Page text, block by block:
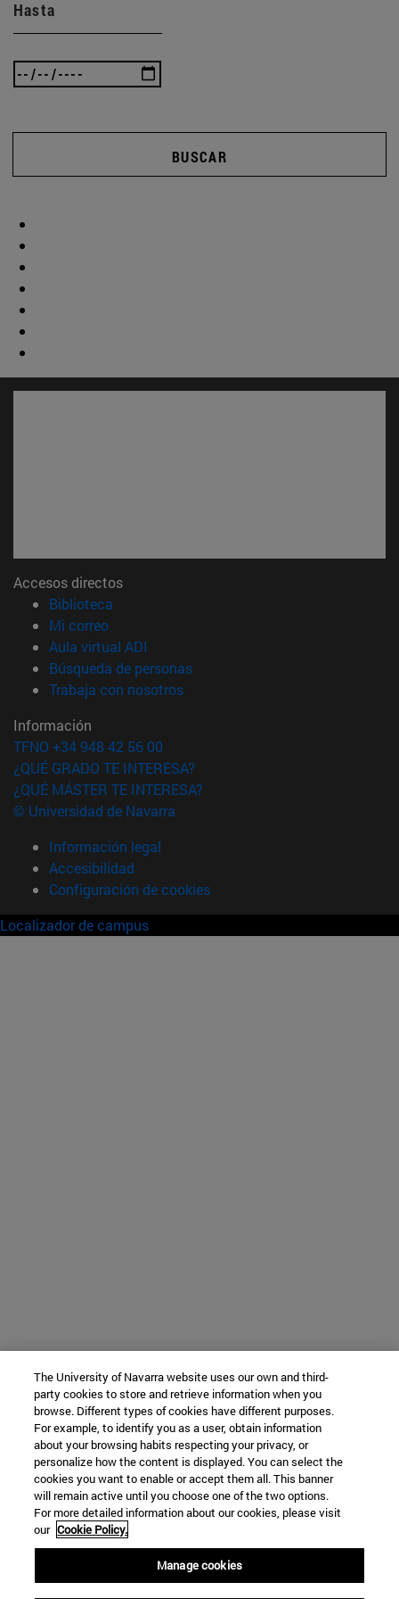
Hasta
BUSCAR
Accesos directos
Biblioteca
Mi correo(abre en nueva ventana)
Aula virtual ADI
Búsqueda de personas(abre en nueva ventana)
Trabaja con nosotros(abre en nueva ventana)
Información
TFNO +34 948 42 56 00
¿QUÉ GRADO TE INTERESA?
¿QUÉ MÁSTER TE INTERESA?
© Universidad de Navarra
Información legal
Accesibilidad
Configuración de cookies
Localizador de campus
The University of Navarra website uses our own and third-
party cookies to store and retrieve information when you
browse. Different types of cookies have different purposes.
For example, to identify you as a user, obtain information
about your browsing habits respecting your privacy, or
personalize how the content is displayed. You can select the
cookies you want to enable or accept them all. This banner
will remain active until you choose one of the two options.
For more detailed information about our cookies, please visit
our Cookie Policy.
Manage cookies